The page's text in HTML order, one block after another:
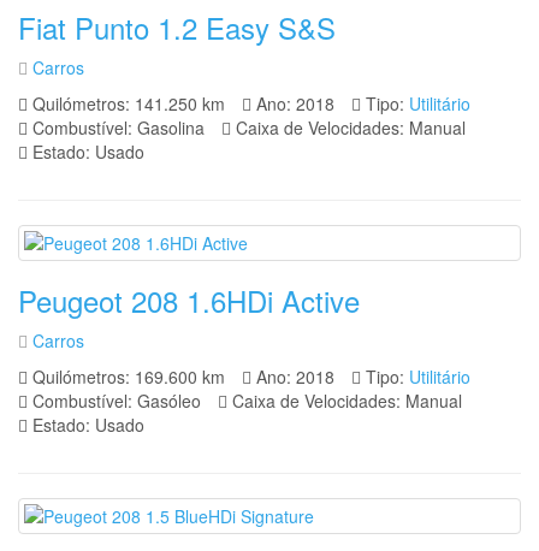
Fiat Punto 1.2 Easy S&S
Carros
Quilómetros: 141.250 km
Ano: 2018 Tipo: Utilitário
Combustível: Gasolina
Caixa de Velocidades: Manual
Estado: Usado
Peugeot 208 1.6HDi Active
Carros
Quilómetros: 169.600 km
Ano: 2018 Tipo: Utilitário
Combustível: Gasóleo
Caixa de Velocidades: Manual
Estado: Usado